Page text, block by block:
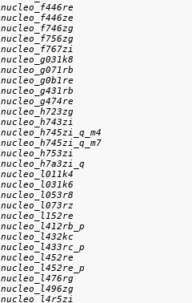
nucleo_f446re
nucleo_f446ze
nucleo_f746zg
nucleo_f756zg
nucleo_f767zi
nucleo_g031k8
nucleo_g071rb
nucleo_g0b1re
nucleo_g431rb
nucleo_g474re
nucleo_h723zg
nucleo_h743zi
nucleo_h745zi_q_m4
nucleo_h745zi_q_m7
nucleo_h753zi
nucleo_h7a3zi_q
nucleo_l011k4
nucleo_l031k6
nucleo_l053r8
nucleo_l073rz
nucleo_l152re
nucleo_l412rb_p
nucleo_l432kc
nucleo_l433rc_p
nucleo_l452re
nucleo_l452re_p
nucleo_l476rg
nucleo_l496zg
nucleo_l4r5zi